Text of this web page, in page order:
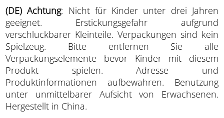
(DE) Achtung: Nicht für Kinder unter drei Jahren
geeignet. Erstickungsgefahr aufgrund
verschluckbarer Kleinteile. Verpackungen sind kein
Spielzeug. Bitte entfernen Sie alle
Verpackungselemente bevor Kinder mit diesem
Produkt spielen. Adresse und
Produktinformationen aufbewahren. Benutzung
unter unmittelbarer Aufsicht von Erwachsenen.
Hergestellt in China.